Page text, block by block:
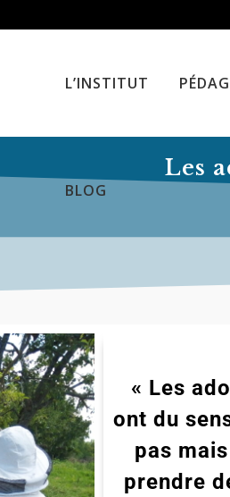
L’INSTITUT
BLOG
Les
« Les
ont du
pas
prendre